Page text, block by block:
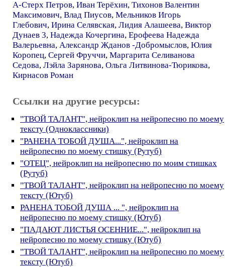
А-Стерх Петров, Иван Терёхин, Тихонов Валентин
Максимович, Влад Пиусов, Мельников Игорь
Глебович, Ирина Селявская, Лидия Алашеева, Виктор
Дунаев 3, Надежда Кочергина, Ерофеева Надежда
Валерьевна, Александр Жданов -Добромыслов, Юлия
Коропец, Сергей Фруччи, Маргарита Селиванова
Седова, Лэйла Зарянова, Ольга Литвинова-Тюрикова,
Кирнасов Роман
Ссылки на другие ресурсы:
"ТВОЙ ТАЛАНТ", нейроклип на нейропесню по моему
тексту (Одноклассники)
"РАНЕНА ТОБОЙ ДУША...", нейроклип на
нейропесню по моему стишку (Рутуб)
"ОТЕЦ", нейроклип на нейропесню по моим стишках
(Рутуб)
"ТВОЙ ТАЛАНТ", нейроклип на нейропесню по моему
тексту (Ютуб)
РАНЕНА ТОБОЙ ДУША ... ", нейроклип на
нейропесню по моему стишку (Ютуб)
"ПАДАЮТ ЛИСТЬЯ ОСЕННИЕ...", нейроклип на
нейропесню по моему стишку (Ютуб)
"ТВОЙ ТАЛАНТ", нейроклип на нейропесню по моему
тексту (Ютуб)